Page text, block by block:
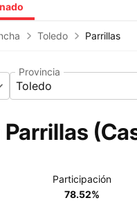
Toledo Parrillas
Toledo
Provincia
Participación
78.52%